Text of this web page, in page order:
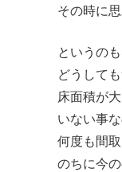
その時に
というの
どうして
床面積が
いない事
何度も間
のちに今